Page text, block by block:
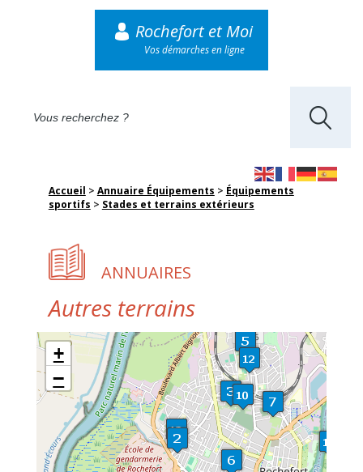
Rochefort et Moi
Vos démarches en ligne
Accueil > Annuaire Équipements > Équipements
sportifs > Stades et terrains extérieurs
ANNUAIRES
Autres terrains
+
−